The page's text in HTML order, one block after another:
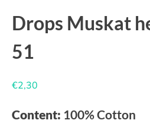
Drops Muskat
51
€2,30
Content: 100% Cotton